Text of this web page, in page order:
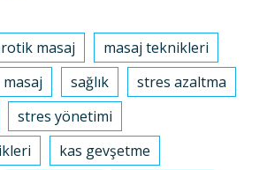
masaj
masaj teknikleri
masaj sağlık
stres azaltma
stres yönetimi
kas gevşetme